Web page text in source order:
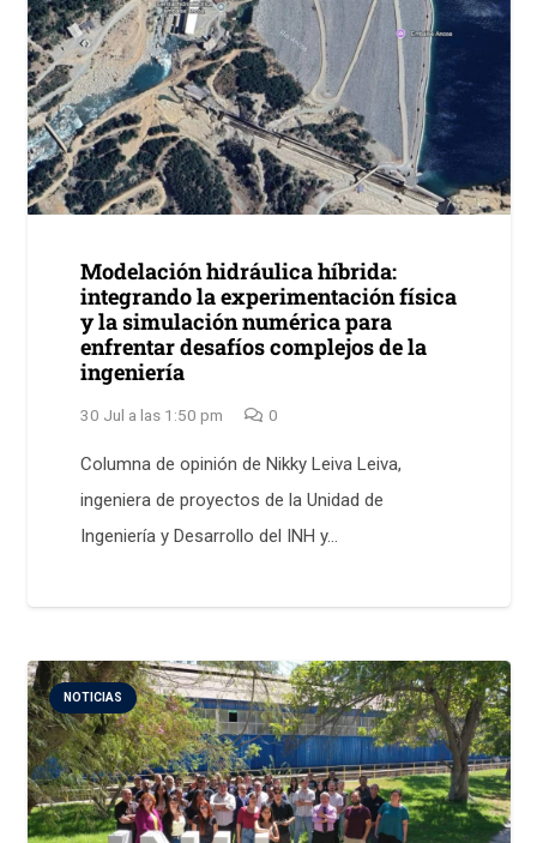
Modelación hidráulica híbrida:
integrando la experimentación física
y la simulación numérica para
enfrentar desafíos complejos de la
ingeniería
30 Jul a las 1:50 pm 0
Columna de opinión de Nikky Leiva Leiva,
ingeniera de proyectos de la Unidad de
Ingeniería y Desarrollo del INH y…
NOTICIAS